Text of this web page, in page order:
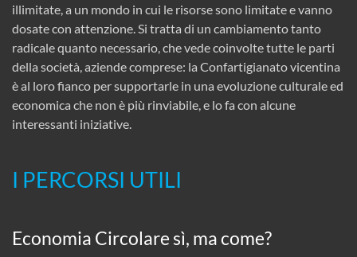
illimitate, a un mondo in cui le risorse sono limitate e vanno
dosate con attenzione. Si tratta di un cambiamento tanto
radicale quanto necessario, che vede coinvolte tutte le parti
della società, aziende comprese: la Confartigianato vicentina
è al loro fianco per supportarle in una evoluzione culturale ed
economica che non è più rinviabile, e lo fa con alcune
interessanti iniziative.
I PERCORSI UTILI
Economia Circolare sì, ma come?